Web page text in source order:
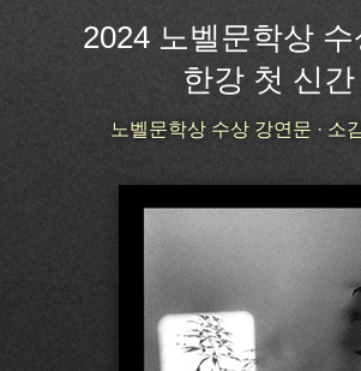
2024 노벨문학상 수
한강 첫 신간
노벨문학상 수상 강연문 · 소
과거가 현재를 도울 수 있는가
과거가 현재를 도울 수 있는가
과거가 현재를 도울 수 있는가